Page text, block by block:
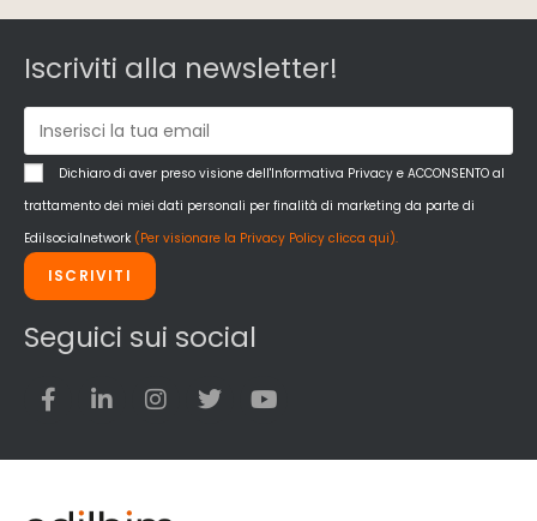
Iscriviti alla newsletter!
Dichiaro di aver preso visione dell'Informativa Privacy e ACCONSENTO al
trattamento dei miei dati personali per finalità di marketing da parte di
Edilsocialnetwork (Per visionare la Privacy Policy clicca qui).
ISCRIVITI
Seguici sui social